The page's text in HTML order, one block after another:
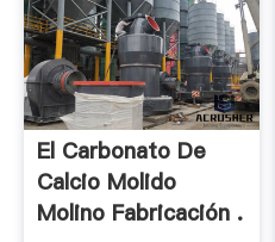
El Carbonato De
Calcio Molido
Molino Fabricación .